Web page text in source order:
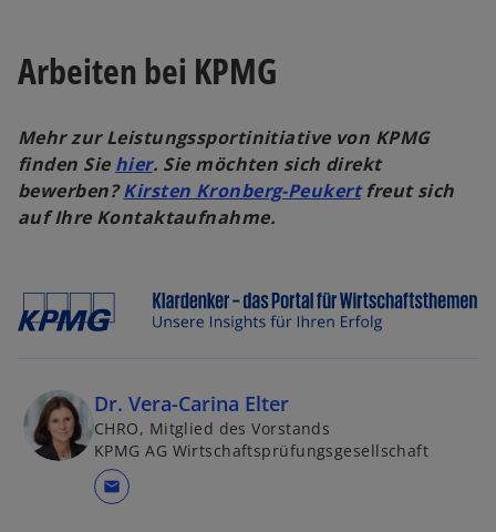
Arbeiten bei KPMG
Mehr zur Leistungssportinitiative von KPMG
finden Sie hierw
i
r
n
e
e
r
n
. Sie möchten sich direkt
bewerben?Kirsten Kronberg-Peukertw
i
n
r
freut sich
auf Ihre Kontaktaufnahme.
Dr. Vera-Carina Elter
CHRO, Mitglied des Vorstands
KPMG AG Wirtschaftsprüfungsgesellschaft
mail